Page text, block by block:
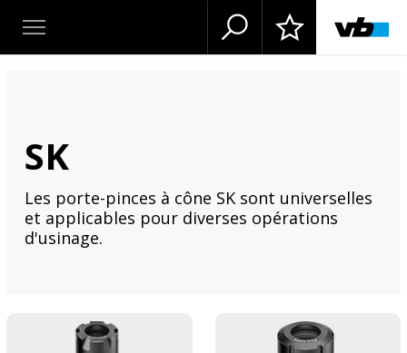
SK
Les porte-pinces à cône SK sont universelles
et applicables pour diverses opérations
d'usinage.